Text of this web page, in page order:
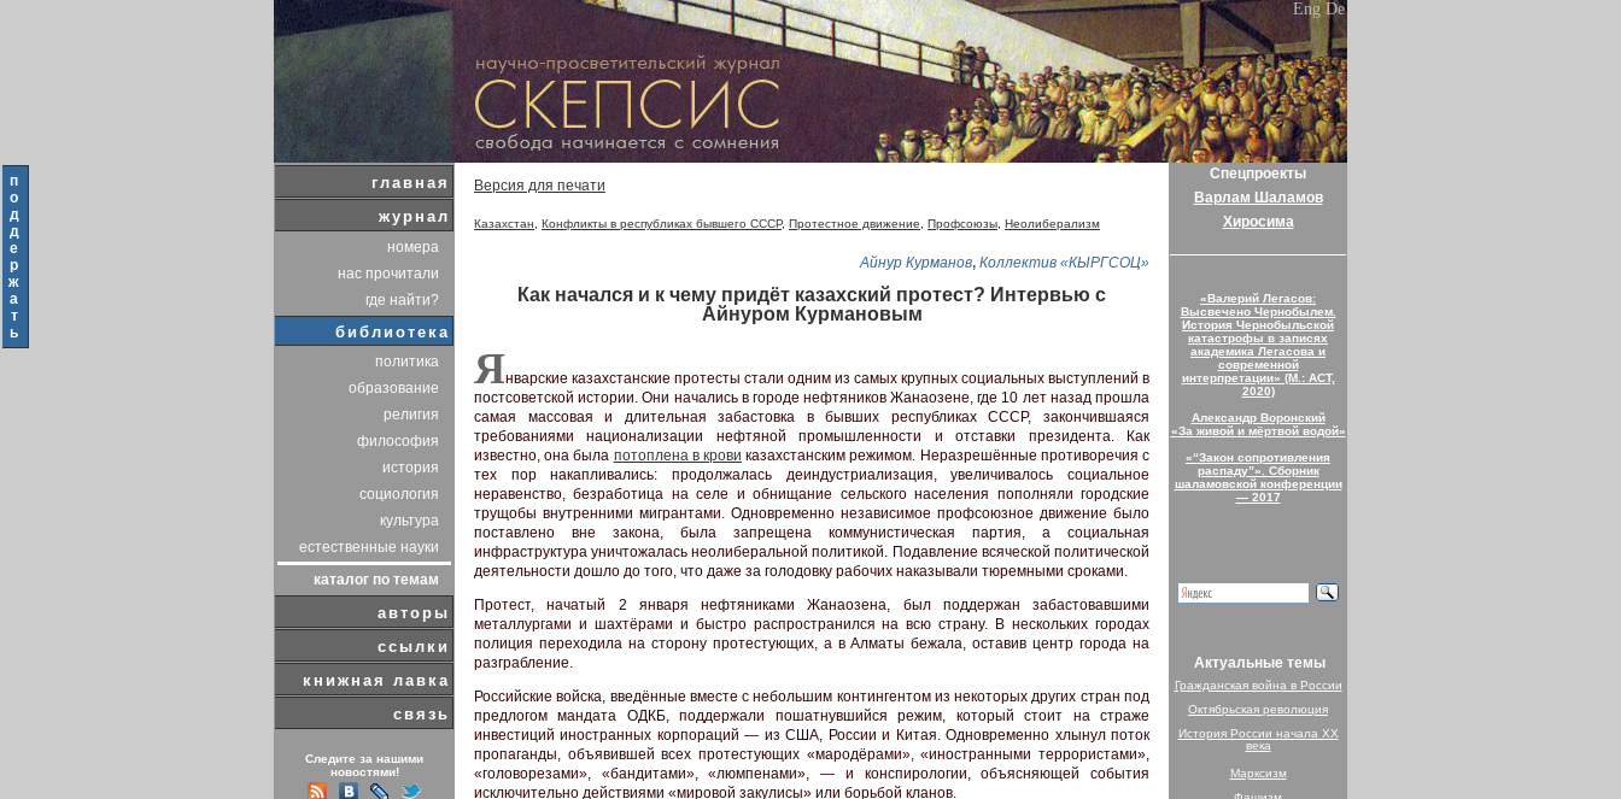
п
о
д
д
е
р
ж
а
т
ь
Eng De
главная
журнал
номера
нас прочитали
где найти?
библиотека
политика
образование
религия
философия
история
социология
культура
естественные науки
каталог по темам
авторы
ссылки
книжная лавка
связь
Следите за нашими
новостями!
Версия для печати
Казахстан Конфликты в республиках бывшего СССР, Протестное движение Профсоюзы Неолиберализм
Айнур Курманов, Коллектив «КЫРГСОЦ»
Как начался и к чему придёт казахский протест? Интервью с
Айнуром Курмановым
Январские казахстанские протесты стали одним из самых крупных социальных выступлений в
постсоветской истории. Они начались в городе нефтяников Жанаозене, где 10 лет назад прошла
самая массовая и длительная забастовка в бывших республиках СССР, закончившаяся
требованиями национализации нефтяной промышленности и отставки президента. Как
известно, она была потоплена в крови казахстанским режимом. Неразрешённые противоречия с
тех пор накапливались: продолжалась деиндустриализация, увеличивалось социальное
неравенство, безработица на селе и обнищание сельского населения пополняли городские
трущобы внутренними мигрантами. Одновременно независимое профсоюзное движение было
поставлено вне закона, была запрещена коммунистическая партия, а социальная
инфраструктура уничтожалась неолиберальной политикой. Подавление всяческой политической
деятельности дошло до того, что даже за голодовку рабочих наказывали тюремными сроками.
Протест, начатый 2 января нефтяниками Жанаозена, был поддержан забастовавшими
металлургами и шахтёрами и быстро распространился на всю страну. В нескольких городах
полиция переходила на сторону протестующих, а в Алматы бежала, оставив центр города на
разграбление.
Российские войска, введённые вместе с небольшим контингентом из некоторых других стран под
предлогом мандата ОДКБ, поддержали пошатнувшийся режим, который стоит на страже
инвестиций иностранных корпораций — из США, России и Китая. Одновременно хлынул поток
пропаганды, объявившей всех протестующих «мародёрами», «иностранными террористами»,
«головорезами», «бандитами», «люмпенами», — и конспирологии, объясняющей события
исключительно действиями «мировой закулисы» или борьбой кланов.
Спецпроекты
Варлам Шаламов
Хиросима
«Валерий Легасов:
Высвечено Чернобылем.
История Чернобыльской
катастрофы в записях
академика Легасова и
современной
интерпретации» (М.: АСТ,
2020)
Александр Воронский
«За живой и мёртвой водой»
«“Закон сопротивления
распаду”». Сборник
шаламовской конференции
— 2017
Актуальные темы
Гражданская война в России
Октябрьская революция
История России начала XX
века
Марксизм